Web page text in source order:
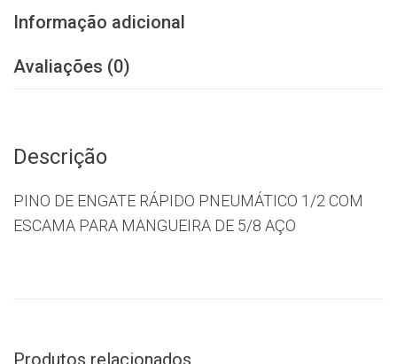
Informação adicional
Avaliações (0)
Descrição
PINO DE ENGATE RÁPIDO PNEUMÁTICO 1/2 COM
ESCAMA PARA MANGUEIRA DE 5/8 AÇO
Produtos relacionados